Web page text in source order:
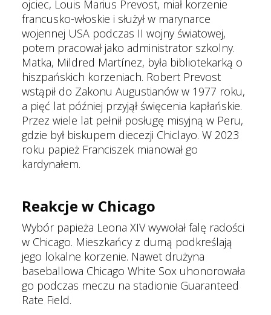
ojciec, Louis Marius Prevost, miał korzenie
francusko-włoskie i służył w marynarce
wojennej USA podczas II wojny światowej,
potem pracował jako administrator szkolny.
Matka, Mildred Martínez, była bibliotekarką o
hiszpańskich korzeniach. Robert Prevost
wstąpił do Zakonu Augustianów w 1977 roku,
a pięć lat później przyjął święcenia kapłańskie.
Przez wiele lat pełnił posługę misyjną w Peru,
gdzie był biskupem diecezji Chiclayo. W 2023
roku papież Franciszek mianował go
kardynałem.
Reakcje w Chicago
Wybór papieża Leona XIV wywołał falę radości
w Chicago. Mieszkańcy z dumą podkreślają
jego lokalne korzenie. Nawet drużyna
baseballowa Chicago White Sox uhonorowała
go podczas meczu na stadionie Guaranteed
Rate Field.